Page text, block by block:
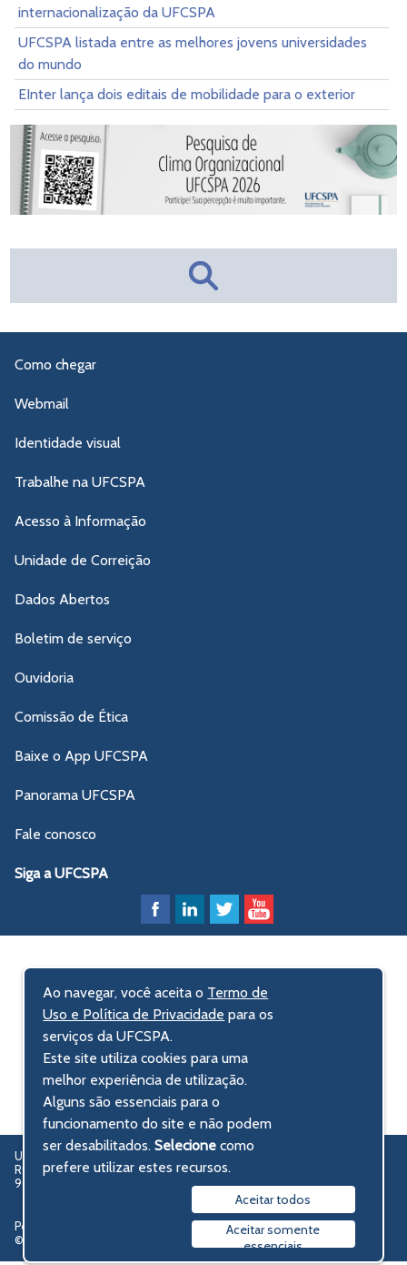
internacionalização da UFCSPA
UFCSPA listada entre as melhores jovens universidades
do mundo
EInter lança dois editais de mobilidade para o exterior
Como chegar
Webmail
Identidade visual
Trabalhe na UFCSPA
Acesso à Informação
Unidade de Correição
Dados Abertos
Boletim de serviço
Ouvidoria
Comissão de Ética
Baixe o App UFCSPA
Panorama UFCSPA
Fale conosco
Siga a UFCSPA
UFCSPA – Universidade Federal de Ciências da Saúde de Porto Alegre
Rua Sarmento Leite, 245 - Centro Histórico
90050-170 Porto Alegre, RS, Brasil
Política de privacidade
© 2009-2026 UFCSPA
Ao navegar, você aceita o Termo de
Uso e Política de Privacidade para os
serviços da UFCSPA.
Este site utiliza cookies para uma
melhor experiência de utilização.
Alguns são essenciais para o
funcionamento do site e não podem
ser desabilitados.Selecionecomo
prefere utilizar estes recursos.
Aceitar todos
Aceitar somente
essenciais